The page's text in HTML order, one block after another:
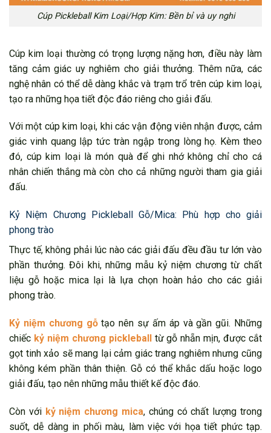
Cúp Pickleball Kim Loại/Hợp Kim: Bền bỉ và uy nghi
Cúp kim loại thường có trọng lượng nặng hơn, điều này làm
tăng cảm giác uy nghiêm cho giải thưởng. Thêm nữa, các
nghệ nhân có thể dễ dàng khắc và trạm trổ trên cúp kim loại,
tạo ra những họa tiết độc đáo riêng cho giải đấu.
Với một cúp kim loại, khi các vận động viên nhận được, cảm
giác vinh quang lập tức tràn ngập trong lòng họ. Kèm theo
đó, cúp kim loại là món quà để ghi nhớ không chỉ cho cá
nhân chiến thắng mà còn cho cả những người tham gia giải
đấu.
Kỷ Niệm Chương Pickleball Gỗ/Mica: Phù hợp cho giải
phong trào
Thực tế, không phải lúc nào các giải đấu đều đầu tư lớn vào
phần thưởng. Đôi khi, những mẫu kỷ niệm chương từ chất
liệu gỗ hoặc mica lại là lựa chọn hoàn hảo cho các giải
phong trào.
Kỷ niệm chương gỗtạo nên sự ấm áp và gần gũi. Những
chiếc kỷ niệm chương pickleballtừ gỗ nhẵn mịn, được cắt
gọt tinh xảo sẽ mang lại cảm giác trang nghiêm nhưng cũng
không kém phần thân thiện. Gỗ có thể khắc dấu hoặc logo
giải đấu, tạo nên những mẫu thiết kế độc đáo.
Còn với kỷ niệm chương mica, chúng có chất lượng trong
suốt, dễ dàng in phối màu, làm việc với họa tiết phức tạp.